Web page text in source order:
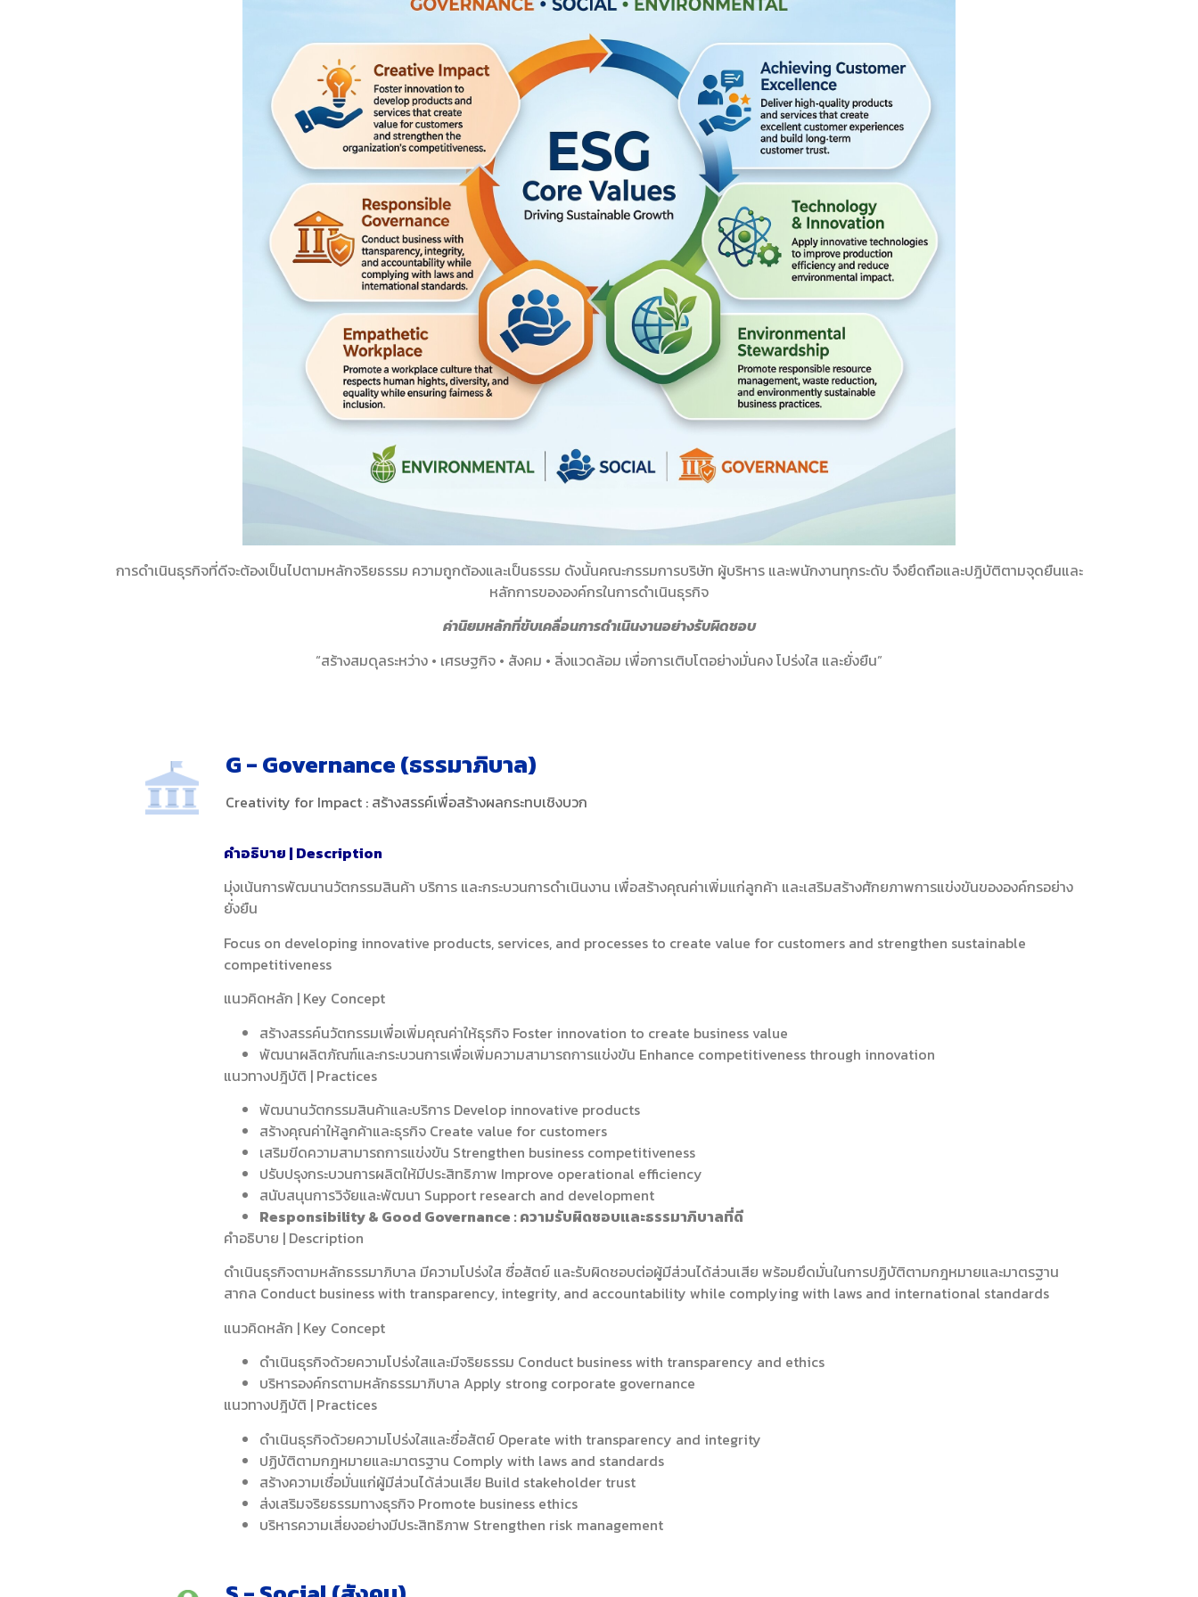
การดำเนินธุรกิจที่ดีจะต้องเป็นไปตามหลักจริยธรรม ความถูกต้องและเป็นธรรม ดังนั้นคณะกรรมการบริษัท ผู้บริหาร และพนักงานทุกระดับ จึงยึดถือและปฎิบัติตามจุดยืนและ
หลักการขององค์กรในการดำเนินธุรกิจ
ค่านิยมหลักที่ขับเคลื่อนการดำเนินงานอย่างรับผิดชอบ
“สร้างสมดุลระหว่าง • เศรษฐกิจ • สังคม • สิ่งแวดล้อม เพื่อการเติบโตอย่างมั่นคง โปร่งใส และยั่งยืน”
G - Governance (ธรรมาภิบาล)
Creativity for Impact : สร้างสรรค์เพื่อสร้างผลกระทบเชิงบวก
คำอธิบาย | Description
มุ่งเน้นการพัฒนานวัตกรรมสินค้า บริการ และกระบวนการดำเนินงาน เพื่อสร้างคุณค่าเพิ่มแก่ลูกค้า และเสริมสร้างศักยภาพการแข่งขันขององค์กรอย่าง
ยั่งยืน
Focus on developing innovative products, services, and processes to create value for customers and strengthen sustainable
competitiveness
แนวคิดหลัก | Key Concept
สร้างสรรค์นวัตกรรมเพื่อเพิ่มคุณค่าให้ธุรกิจ Foster innovation to create business value
พัฒนาผลิตภัณฑ์และกระบวนการเพื่อเพิ่มความสามารถการแข่งขัน Enhance competitiveness through innovation
แนวทางปฎิบัติ | Practices
พัฒนานวัตกรรมสินค้าและบริการ Develop innovative products
สร้างคุณค่าให้ลูกค้าและธุรกิจ Create value for customers
เสริมขีดความสามารถการแข่งขัน Strengthen business competitiveness
ปรับปรุงกระบวนการผลิตให้มีประสิทธิภาพ Improve operational efficiency
สนับสนุนการวิจัยและพัฒนา Support research and development
Responsibility & Good Governance : ความรับผิดชอบและธรรมาภิบาลที่ดี
คำอธิบาย | Description
ดำเนินธุรกิจตามหลักธรรมาภิบาล มีความโปร่งใส ซื่อสัตย์ และรับผิดชอบต่อผู้มีส่วนได้ส่วนเสีย พร้อมยึดมั่นในการปฏิบัติตามกฎหมายและมาตรฐาน
สากล Conduct business with transparency, integrity, and accountability while complying with laws and international standards
แนวคิดหลัก | Key Concept
ดำเนินธุรกิจด้วยความโปร่งใสและมีจริยธรรม Conduct business with transparency and ethics
บริหารองค์กรตามหลักธรรมาภิบาล Apply strong corporate governance
แนวทางปฎิบัติ | Practices
ดำเนินธุรกิจด้วยความโปร่งใสและซื่อสัตย์ Operate with transparency and integrity
ปฏิบัติตามกฎหมายและมาตรฐาน Comply with laws and standards
สร้างความเชื่อมั่นแก่ผู้มีส่วนได้ส่วนเสีย Build stakeholder trust
ส่งเสริมจริยธรรมทางธุรกิจ Promote business ethics
บริหารความเสี่ยงอย่างมีประสิทธิภาพ Strengthen risk management